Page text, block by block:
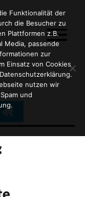
Funktionalität der
die Besucher zu
Plattformen z.B.
Media, passende
zur
Einsatz von Cookies
nutzen wir
und